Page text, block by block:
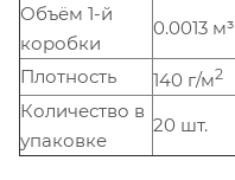
Объём 1-й
коробки
0.0013 м³
Плотность 140 г/м2
Количество в
упаковке
20 шт.